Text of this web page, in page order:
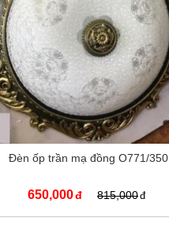
Đèn ốp trần mạ đồng O771/350
650,000 815,000